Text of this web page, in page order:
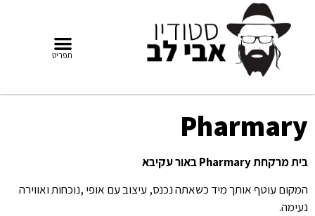
Pharmary
בית מרקחת Pharmary באור עקיבא
המקום עוטף אותך מיד כשאתה נכנס, עיצוב עם אופי ,נוכחות ואווירה
נעימה.